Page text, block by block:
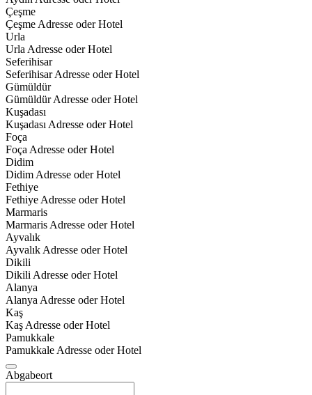
Çeşme
Çeşme Adresse oder Hotel
Urla
Urla Adresse oder Hotel
Seferihisar
Seferihisar Adresse oder Hotel
Gümüldür
Gümüldür Adresse oder Hotel
Kuşadası
Kuşadası Adresse oder Hotel
Foça
Foça Adresse oder Hotel
Didim
Didim Adresse oder Hotel
Fethiye
Fethiye Adresse oder Hotel
Marmaris
Marmaris Adresse oder Hotel
Ayvalık
Ayvalık Adresse oder Hotel
Dikili
Dikili Adresse oder Hotel
Alanya
Alanya Adresse oder Hotel
Kaş
Kaş Adresse oder Hotel
Pamukkale
Pamukkale Adresse oder Hotel
Abgabeort